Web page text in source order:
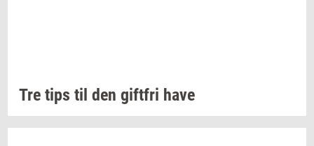
Tre tips til den gift­fri have